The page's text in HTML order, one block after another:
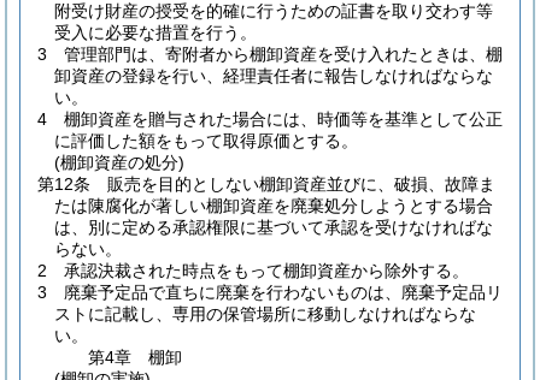
附受け財産の授受を的確に行うための証書を取り交わす等
受入に必要な措置を行う。
3
管理部門は、寄附者から棚卸資産を受け入れたときは、棚
卸資産の登録を行い、経理責任者に報告しなければならな
い。
4
棚卸資産を贈与された場合には、時価等を基準として公正
に評価した額をもって取得原価とする。
(棚卸資産の処分)
第12条
販売を目的としない棚卸資産並びに、破損、故障ま
たは陳腐化が著しい棚卸資産を廃棄処分しようとする場合
は、別に定める承認権限に基づいて承認を受けなければな
らない。
2
承認決裁された時点をもって棚卸資産から除外する。
3
廃棄予定品で直ちに廃棄を行わないものは、廃棄予定品リ
ストに記載し、専用の保管場所に移動しなければならな
い。
第4章
棚卸